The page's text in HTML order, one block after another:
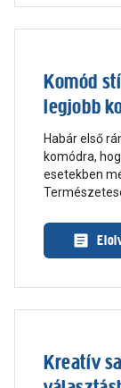
Komód
legjobb
Habár első
komódra,
esetekben
biztos, hogy
esetben
Kreatív